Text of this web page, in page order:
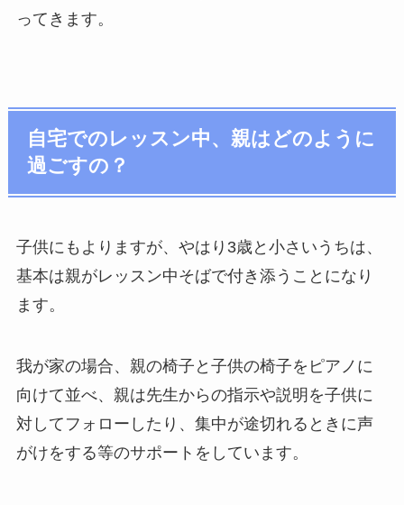
ってきます。
自宅でのレッスン中、親はどのように
過ごすの？
子供にもよりますが、やはり3歳と小さいうちは、
基本は親がレッスン中そばで付き添うことになり
ます。
我が家の場合、親の椅子と子供の椅子をピアノに
向けて並べ、親は先生からの指示や説明を子供に
対してフォローしたり、集中が途切れるときに声
がけをする等のサポートをしています。